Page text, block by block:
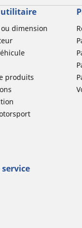
utilitaire
dimension
produits